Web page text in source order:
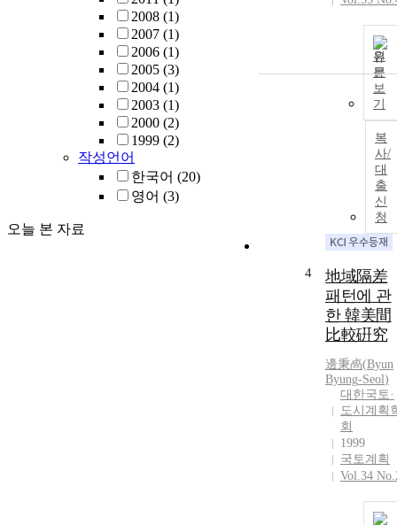
2008 (1)
2007 (1)
2006 (1)
2005 (3)
2004 (1)
2003 (1)
2000 (2)
1999 (2)
작성언어
한국어 (20)
영어 (3)
오늘 본 자료
원
문
보
기
복
사/
대
출
신
청
4
地域隔差
패턴에 관
한 韓美間
比較硏究
邊秉卨(Byun
Byung-Seol)
대한국토·
도시계획
회
1999
국토계획
Vol.34